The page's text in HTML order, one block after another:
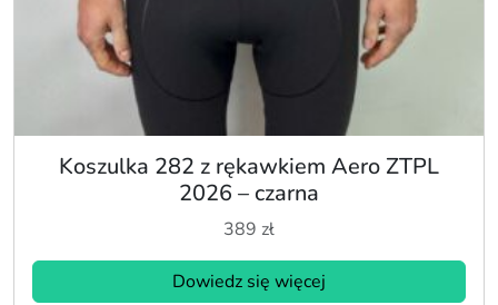
Koszulka 282 z rękawkiem Aero ZTPL
2026 – czarna
389 zł
Dowiedz się więcej